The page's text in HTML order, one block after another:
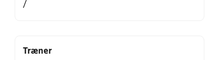
/
Træner